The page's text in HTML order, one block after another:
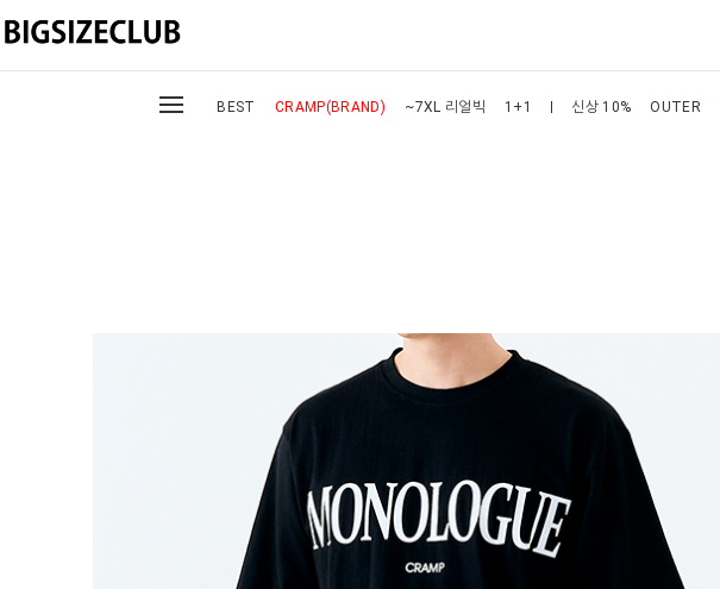
BEST CRAMP(BRAND) ~7XL 리얼빅 1+1 신상 10% OUTER